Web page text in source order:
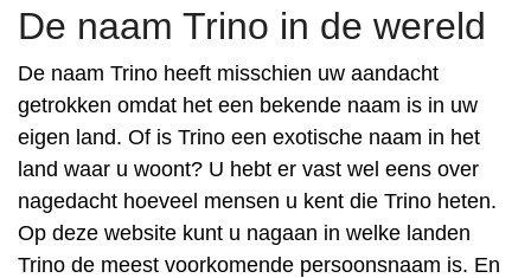
De naam Trino in de wereld
De naam Trino heeft misschien uw aandacht
getrokken omdat het een bekende naam is in uw
eigen land. Of is Trino een exotische naam in het
land waar u woont? U hebt er vast wel eens over
nagedacht hoeveel mensen u kent die Trino heten.
Op deze website kunt u nagaan in welke landen
Trino de meest voorkomende persoonsnaam is. En